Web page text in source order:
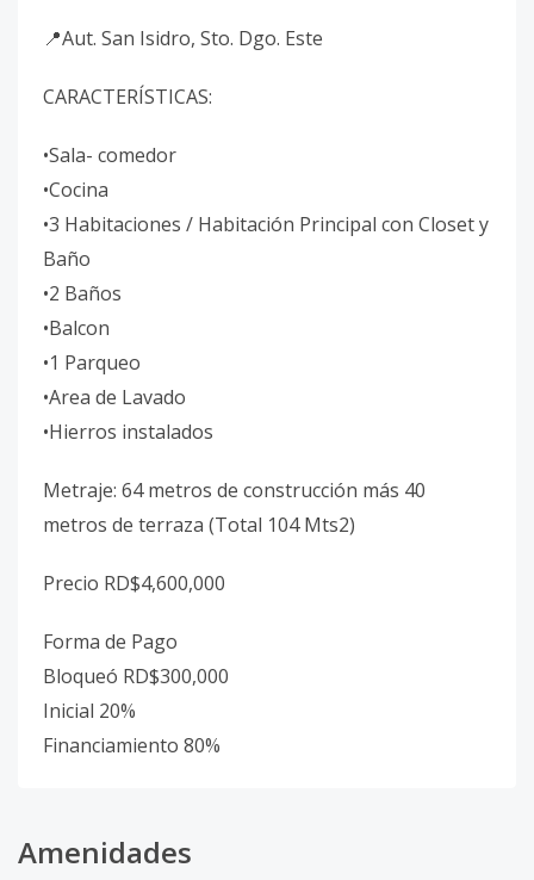
📍Aut. San Isidro, Sto. Dgo. Este
CARACTERÍSTICAS:
•Sala- comedor
•Cocina
•3 Habitaciones / Habitación Principal con Closet y
Baño
•2 Baños
•Balcon
•1 Parqueo
•Area de Lavado
•Hierros instalados
Metraje: 64 metros de construcción más 40
metros de terraza (Total 104 Mts2)
Precio RD$4,600,000
Forma de Pago
Bloqueó RD$300,000
Inicial 20%
Financiamiento 80%
Amenidades